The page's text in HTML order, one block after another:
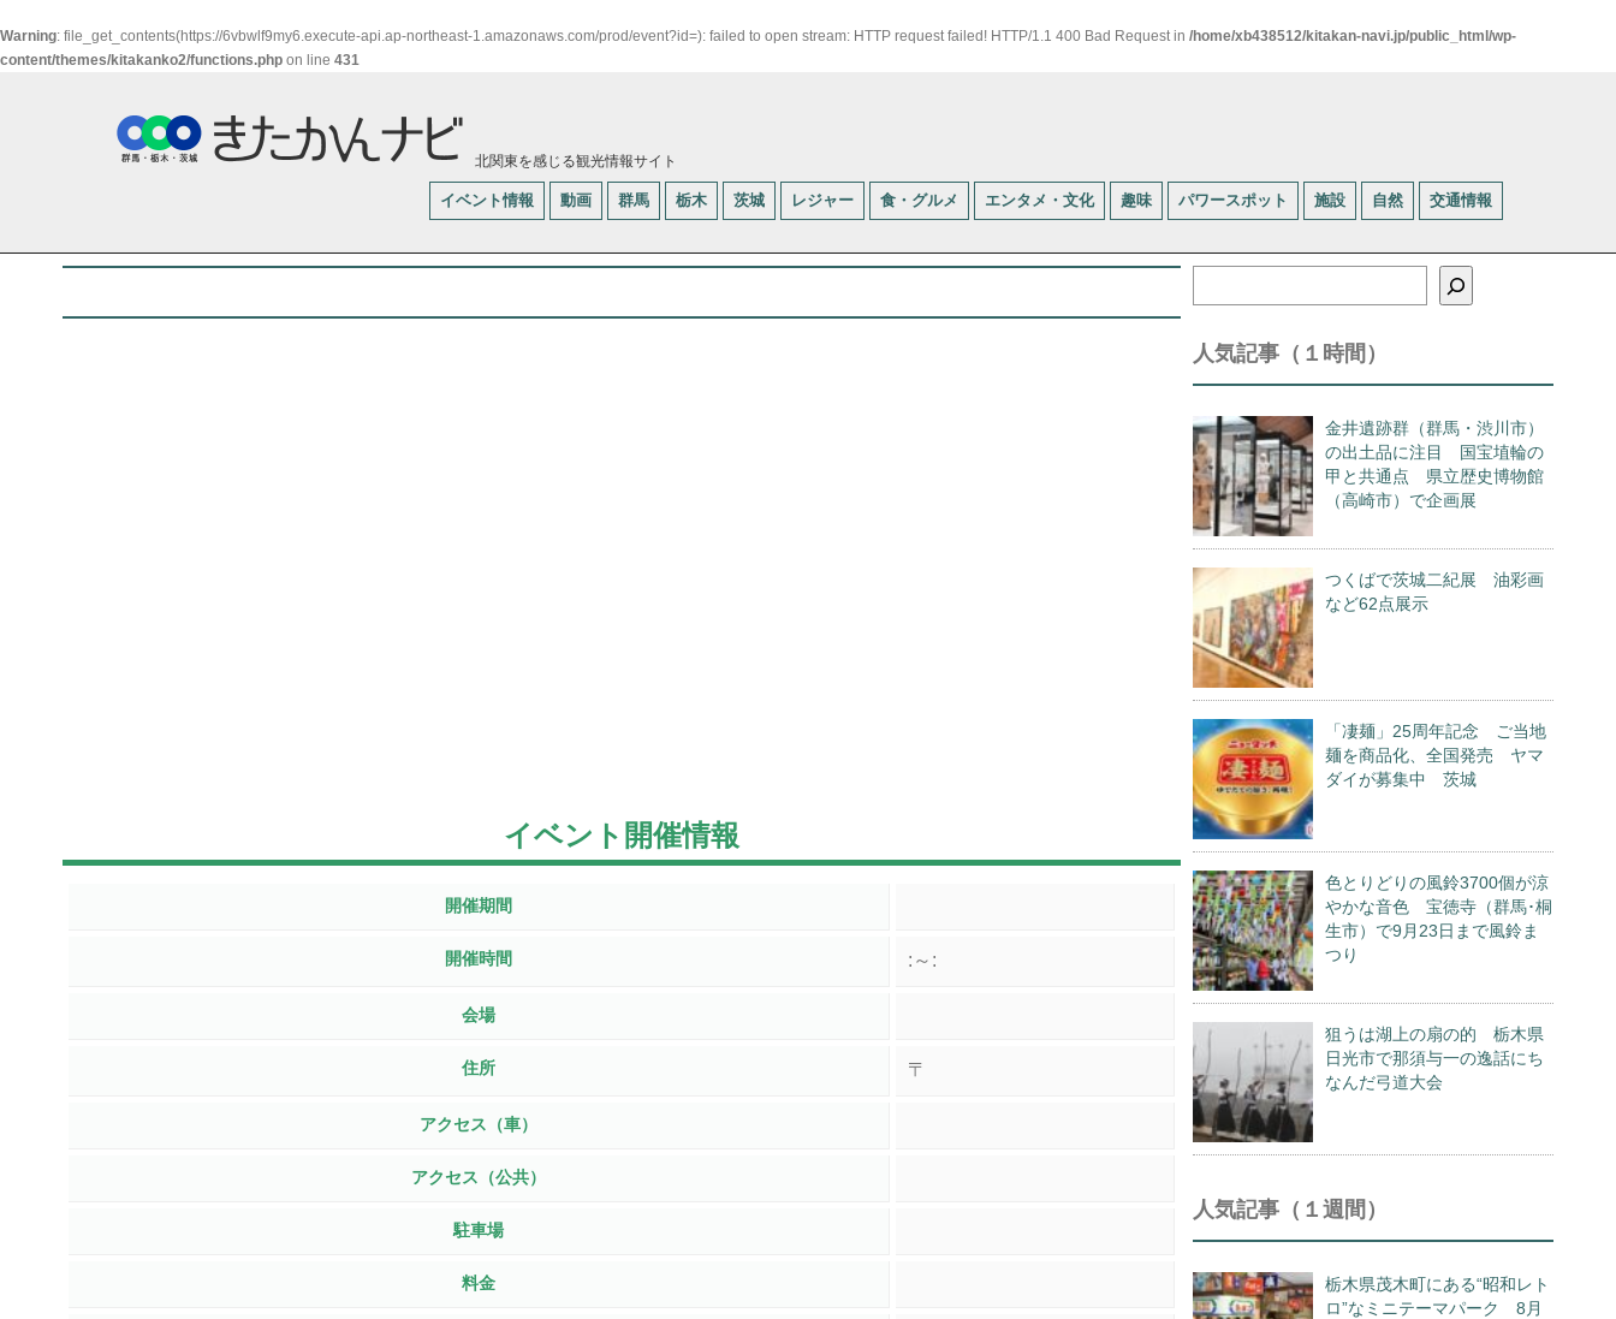
Warning: file_get_contents(https://6vbwlf9my6.execute-api.ap-northeast-1.amazonaws.com/prod/event?id=): failed to open stream: HTTP request failed! HTTP/1.1 400 Bad Request in /home/xb438512/kitakan-navi.jp/public_html/wp-
content/themes/kitakanko2/functions.php on line 431
北関東を感じる観光情報サイト
イベント情報 動画 群馬 栃木 茨城 レジャー 食・グルメ エンタメ・文化 趣味 パワースポット 施設 自然 交通情報
イベント開催情報
開催期間
開催時間 :～:
会場
住所 〒
アクセス（車）
アクセス（公共）
駐車場
料金
索
人気記事（１時間）
金井遺跡群（群馬・渋川市）
の出土品に注目 国宝埴輪の
甲と共通点 県立歴史博物館
（高崎市）で企画展
つくばで茨城二紀展 油彩画
など62点展示
「凄麺」25周年記念 ご当地
麺を商品化、全国発売 ヤマ
ダイが募集中 茨城
色とりどりの風鈴3700個が涼
やかな音色 宝徳寺（群馬･桐
生市）で9月23日まで風鈴ま
つり
狙うは湖上の扇の的 栃木県
日光市で那須与一の逸話にち
なんだ弓道大会
人気記事（１週間）
栃木県茂木町にある“昭和レト
ロ”なミニテーマパーク 8月